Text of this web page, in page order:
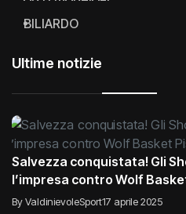
BILIARDO
Ultime notizie
Salvezza conquistata! Gli
l’impresa contro Wolf
By ValdinievoleSport17 aprile 2025